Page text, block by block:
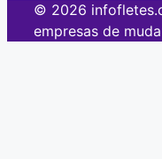
© 2026
empresas de